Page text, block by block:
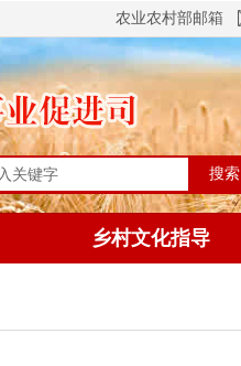
农业农村部邮箱
搜索
乡村文化指导